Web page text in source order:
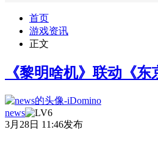
首页
游戏资讯
正文
《黎明啥机》联动《
news
3月28日 11:46发布